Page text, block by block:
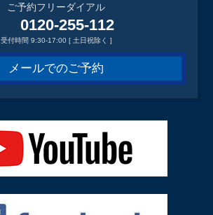
ご予約フリーダイアル
0120-255-112
受付時間 9:30-17:00 [ 土日祝除く ]
メールでのご予約